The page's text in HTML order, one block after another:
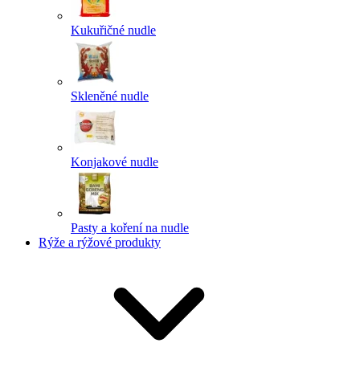
Kukuřičné nudle
Skleněné nudle
Konjakové nudle
Pasty a koření na nudle
Rýže a rýžové produkty